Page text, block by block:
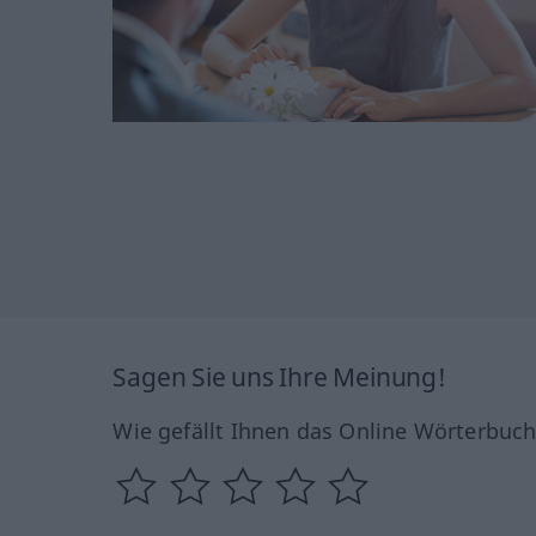
Sagen Sie uns Ihre Meinung!
Wie gefällt Ihnen das Online